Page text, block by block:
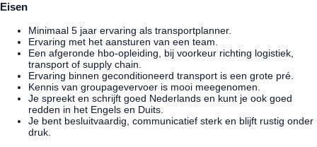
Eisen
Minimaal 5 jaar ervaring als transportplanner.
Ervaring met het aansturen van een team.
Een afgeronde hbo-opleiding, bij voorkeur richting logistiek,
transport of supply chain.
Ervaring binnen geconditioneerd transport is een grote pré.
Kennis van groupagevervoer is mooi meegenomen.
Je spreekt en schrijft goed Nederlands en kunt je ook goed
redden in het Engels en Duits.
Je bent besluitvaardig, communicatief sterk en blijft rustig onder
druk.